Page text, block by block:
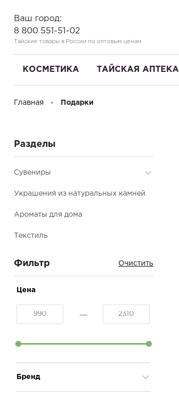
Ваш город:
8 800 551-51-02
Тайские товары в России по оптовым ценам
КОСМЕТИКА ТАЙСКАЯ АПТЕКА
Главная Подарки
Разделы
Сувениры
Из дерева
Украшения из натуральных камней
Ароматы для дома
Текстиль
Фильтр
Цена
Бренд